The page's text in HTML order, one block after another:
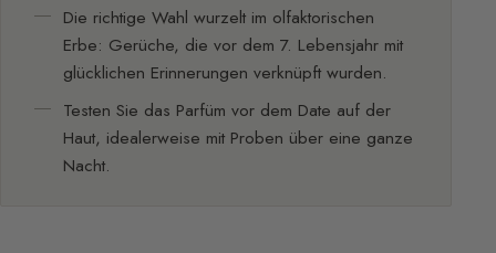
Die richtige Wahl wurzelt im olfaktorischen
Erbe: Gerüche, die vor dem 7. Lebensjahr mit
glücklichen Erinnerungen verknüpft wurden.
Testen Sie das Parfüm vor dem Date auf der
Haut, idealerweise mit Proben über eine ganze
Nacht.